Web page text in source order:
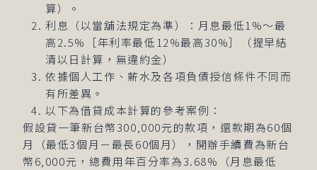
算）。
利息（以當舖法規定為準）：月息最低1%～最
高2.5%［年利率最低12%最高30%］（提早結
清以日計算，無違約金）
依據個人工作、薪水及各項負債授信條件不同而
有所差異。
以下為借貸成本計算的參考案例：
假設貸一筆新台幣300,000元的款項，還款期為60個
月（最低3個月－最長60個月），開辦手續費為新台
幣6,000元，總費用年百分率為3.68%（月息最低